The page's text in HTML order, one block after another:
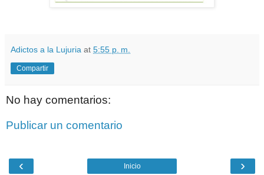
Adictos a la Lujuria at 5:55 p. m.
Compartir
No hay comentarios:
Publicar un comentario
‹ ›
Inicio